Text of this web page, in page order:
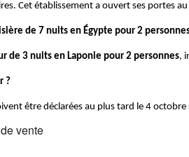
Cet établissement a ouvert ses portes
de 7 nuits en Égypte pour 2
de 3 nuits en Laponie pour 2 personnes,
?
être déclarées au plus tard le 4 octobre
vente